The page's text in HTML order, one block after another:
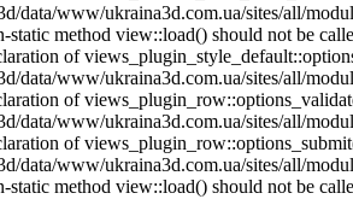
data/www/ukraina3d.com.ua/sites/all/
static method view::load() should not be
of
data/www/ukraina3d.com.ua/sites/all/
of
data/www/ukraina3d.com.ua/sites/all/
of
data/www/ukraina3d.com.ua/sites/all/
static method view::load() should not be